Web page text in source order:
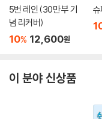
5번 레인 (30만 부 기
념 리커버)
10% 12,600원
슈
이 분야 신상품